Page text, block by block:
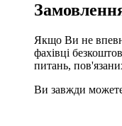
Якщо Ви не
фахівці
питань,
Ви завжди